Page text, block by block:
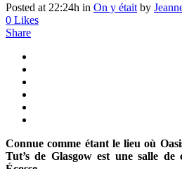
Posted at 22:24h in On y était by
0 Likes
Share
Connue comme étant le lieu où
Tut’s de Glasgow est une salle de